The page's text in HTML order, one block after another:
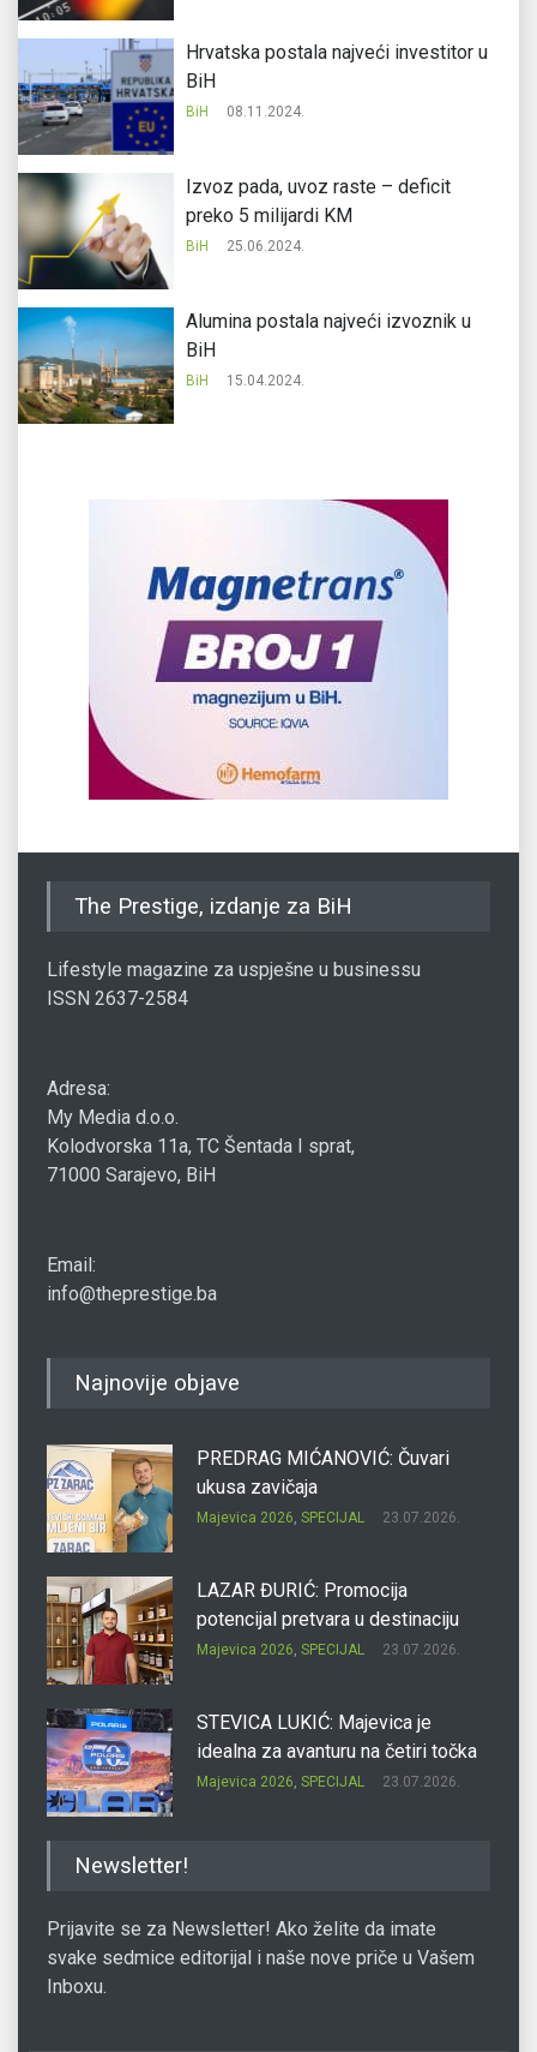
Hrvatska postala najveći investitor u
BiH
BiH 08.11.2024.
Izvoz pada, uvoz raste – deficit
preko 5 milijardi KM
BiH 25.06.2024.
Alumina postala najveći izvoznik u
BiH
BiH 15.04.2024.
The Prestige, izdanje za BiH
Lifestyle magazine za uspješne u businessu
ISSN 2637-2584
Adresa:
My Media d.o.o.
Kolodvorska 11a, TC Šentada I sprat,
71000 Sarajevo, BiH
Email:
info@theprestige.ba
Najnovije objave
PREDRAG MIĆANOVIĆ: Čuvari
ukusa zavičaja
Majevica 2026, SPECIJAL 23.07.2026.
LAZAR ĐURIĆ: Promocija
potencijal pretvara u destinaciju
Majevica 2026, SPECIJAL 23.07.2026.
STEVICA LUKIĆ: Majevica je
idealna za avanturu na četiri točka
Majevica 2026, SPECIJAL 23.07.2026.
Newsletter!
Prijavite se za Newsletter! Ako želite da imate
svake sedmice editorijal i naše nove priče u Vašem
Inboxu.